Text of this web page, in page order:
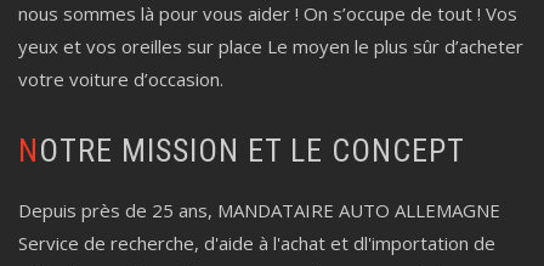
nous sommes là pour vous aider ! On s’occupe de tout ! Vos
yeux et vos oreilles sur place Le moyen le plus sûr d’acheter
votre voiture d’occasion.
NOTRE MISSION ET LE CONCEPT
Depuis près de 25 ans, MANDATAIRE AUTO ALLEMAGNE
Service de recherche, d'aide à l'achat et dl'importation de